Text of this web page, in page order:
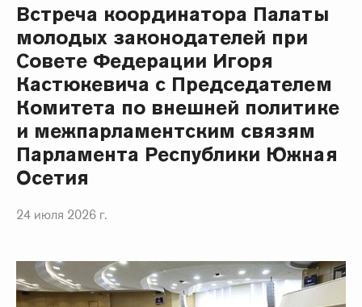
Встреча координатора Палаты
молодых законодателей при
Совете Федерации Игоря
Кастюкевича с Председателем
Комитета по внешней политике
и межпарламентским связям
Парламента Республики Южная
Осетия
24 июля 2026 г.